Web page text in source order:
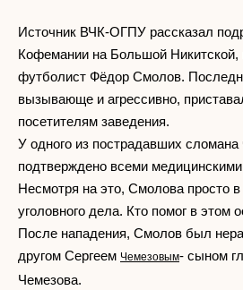
Источник ВЧК-ОГПУ рассказал
Кофемании на Большой Никитской,
футболист Фёдор Смолов.
вызывающе и агрессивно,
посетителям заведения.
У одного из пострадавших сломана
подтверждено всеми
Несмотря на это, Смолова просто
уголовного дела. Кто помог в этом
После нападения, Смолов был
другом Сергеем Чемезовым- сыном
Чемезова.